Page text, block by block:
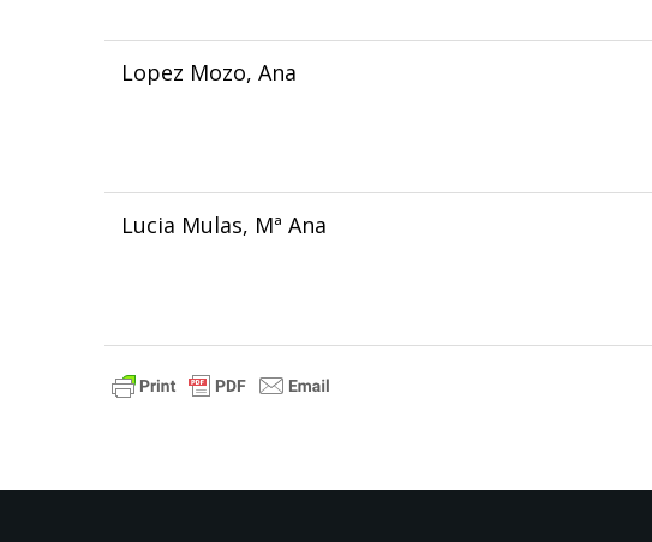
Lopez Mozo, Ana
Lucia Mulas, Mª Ana